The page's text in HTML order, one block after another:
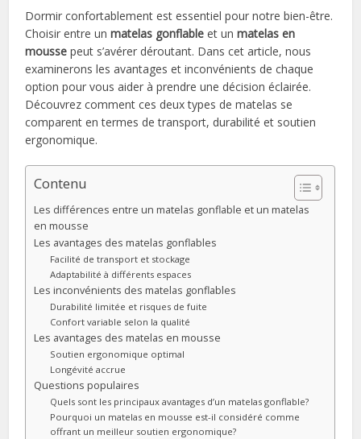
Dormir confortablement est essentiel pour notre bien-être.
Choisir entre unmatelas gonflable et unmatelas en
mousse peut s’avérer déroutant. Dans cet article, nous
examinerons les avantages et inconvénients de chaque
option pour vous aider à prendre une décision éclairée.
Découvrez comment ces deux types de matelas se
comparent en termes de transport, durabilité et soutien
ergonomique.
Contenu
Les différences entre un matelas gonflable et un matelas
en mousse
Les avantages des matelas gonflables
Facilité de transport et stockage
Adaptabilité à différents espaces
Les inconvénients des matelas gonflables
Durabilité limitée et risques de fuite
Confort variable selon la qualité
Les avantages des matelas en mousse
Soutien ergonomique optimal
Longévité accrue
Questions populaires
Quels sont les principaux avantages d’un matelas gonflable?
Pourquoi un matelas en mousse est-il considéré comme
offrant un meilleur soutien ergonomique?